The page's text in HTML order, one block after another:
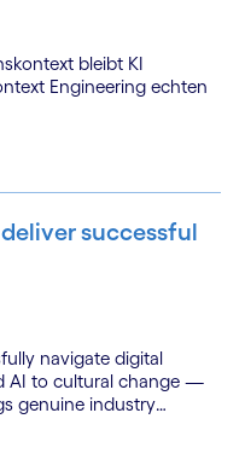
bleibt KI
Engineering echten
successful
navigate digital
AI to cultural change —
genuine industry